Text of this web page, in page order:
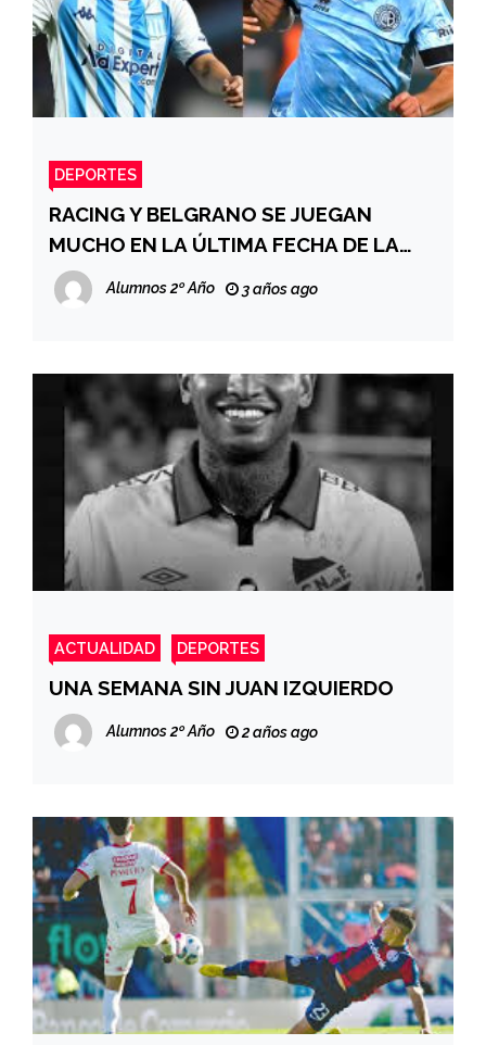
DEPORTES
RACING Y BELGRANO SE JUEGAN
MUCHO EN LA ÚLTIMA FECHA DE LA
COPA DE LA LIGA
Alumnos 2º Año 3 años ago
ACTUALIDAD DEPORTES
UNA SEMANA SIN JUAN IZQUIERDO
Alumnos 2º Año 2 años ago